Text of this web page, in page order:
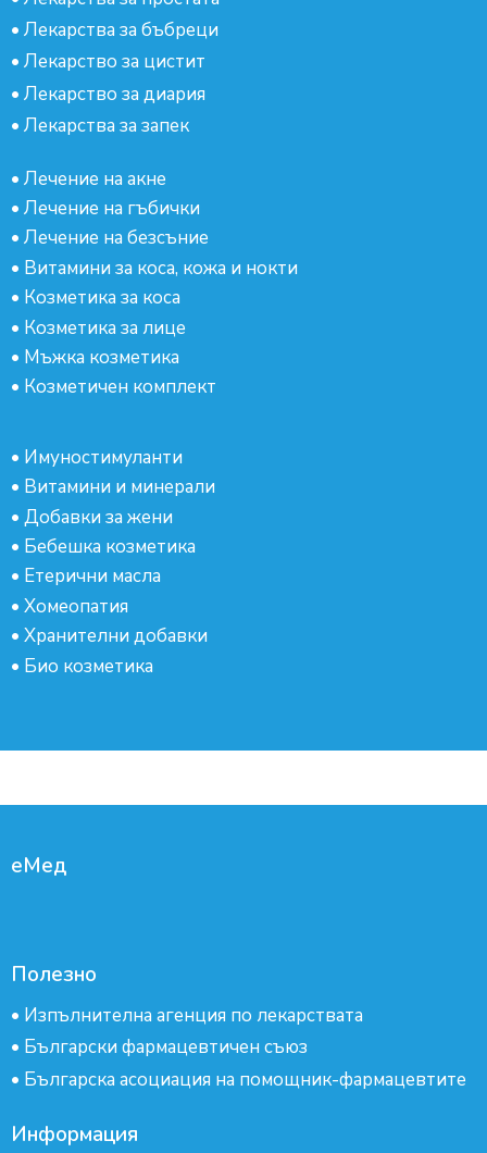
• Лекарства за бъбреци
• Лекарство за цистит
• Лекарство за диария
• Лекарства за запек
• Лечение на акне
• Лечение на гъбички
• Лечение на безсъние
• Витамини за коса, кожа и нокти
• Козметика за коса
• Козметика за лице
• Мъжка козметика
• Козметичен комплект
• Имуностимуланти
• Витамини и минерали
• Добавки за жени
• Бебешка козметика
• Етерични масла
• Хомеопатия
• Хранителни добавки
• Био козметика
еМед
Полезно
• Изпълнителна агенция по лекарствата
• Български фармацевтичен съюз
• Българска асоциация на помощник-фармацевтите
Информация